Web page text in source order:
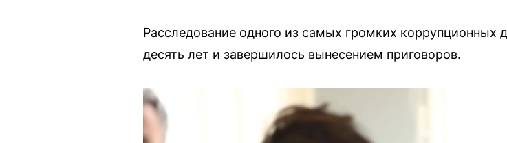
Расследование одного из самых громких коррупционных
десять лет и завершилось вынесением приговоров.